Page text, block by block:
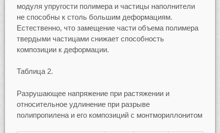
модуля упругости полимера и частицы наполнители
не способны к столь большим деформациям.
Естественно, что замещение части объема полимера
твердыми частицами снижает способность
композиции к деформации.
Таблица 2.
Разрушающее напряжение при растяжении и
относительное удлинение при разрыве
полипропилена и его композиций с монтмориллонитом